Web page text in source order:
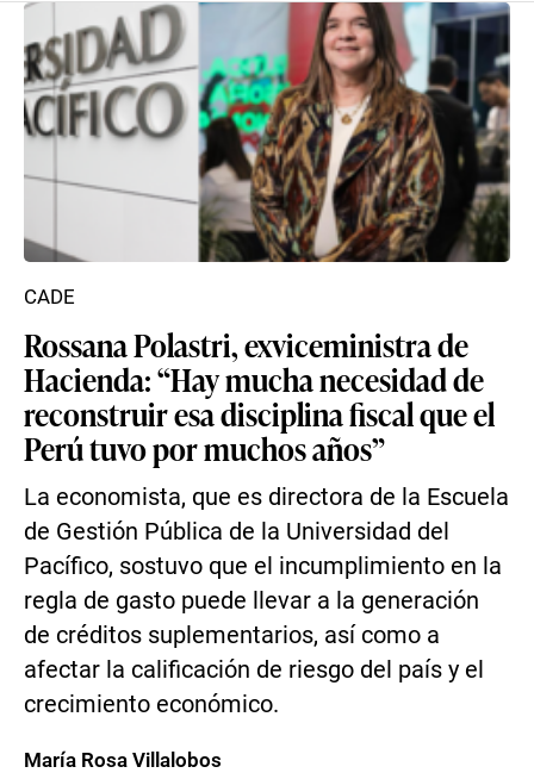
Rossana Polastri, exviceministra de
Hacienda: “Hay mucha necesidad de
reconstruir esa disciplina fiscal que el
Perú tuvo por muchos años”
La economista, que es directora de la Escuela
de Gestión Pública de la Universidad del
Pacífico, sostuvo que el incumplimiento en la
regla de gasto puede llevar a la generación
de créditos suplementarios, así como a
afectar la calificación de riesgo del país y el
crecimiento económico.
CADE
María Rosa Villalobos